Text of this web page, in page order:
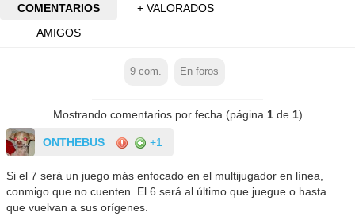
COMENTARIOS
+ VALORADOS
AMIGOS
9 com. En foros
Mostrando comentarios por fecha (página 1de 1)
ONTHEBUS +1
Si el 7 será un juego más enfocado en el multijugador en línea,
conmigo que no cuenten. El 6 será al último que juegue o hasta
que vuelvan a sus orígenes.